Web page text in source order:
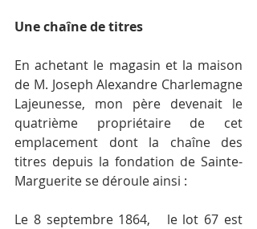
Une chaîne de titres
En achetant le magasin et la maison
de M. Joseph Alexandre Charlemagne
Lajeunesse, mon père devenait le
quatrième propriétaire de cet
emplacement dont la chaîne des
titres depuis la fondation de Sainte-
Marguerite se déroule ainsi :
Le 8 septembre 1864,   le lot 67 est